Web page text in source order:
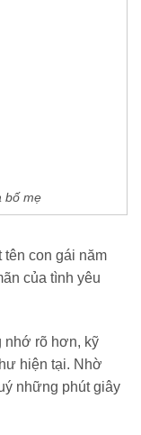
bố mẹ
con gái năm
của tình yêu
nhớ rõ hơn, kỹ
hiện tại. Nhờ
những phút giây